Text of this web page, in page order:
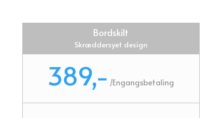
Bordskilt
Skræddersyet design
389,- /Engangsbetaling